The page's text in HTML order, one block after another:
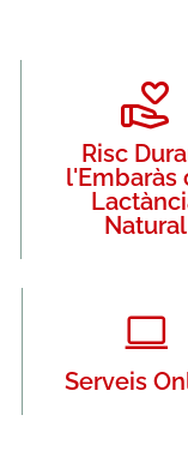
Risc
l'Embaràs
Natural
Serveis